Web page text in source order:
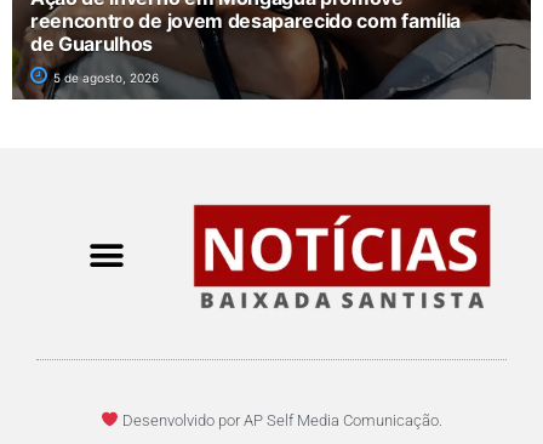
reencontro de jovem desaparecido com família
de Guarulhos
5 de agosto, 2026
Desenvolvido por AP Self Media Comunicação.